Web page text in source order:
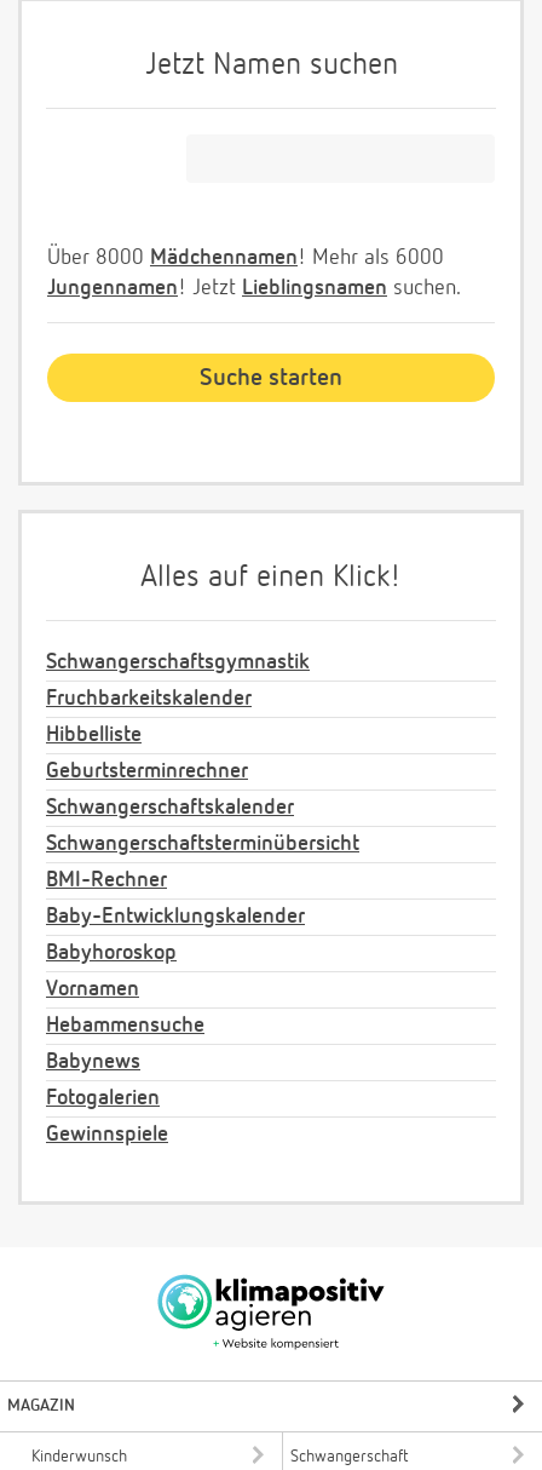
Jetzt Namen suchen
Über 8000 Mädchennamen! Mehr als 6000
Jungennamen! Jetzt Lieblingsnamen suchen.
Alles auf einen Klick!
Schwangerschaftsgymnastik
Fruchbarkeitskalender
Hibbelliste
Geburtsterminrechner
Schwangerschaftskalender
Schwangerschaftsterminübersicht
BMI-Rechner
Baby-Entwicklungskalender
Babyhoroskop
Vornamen
Hebammensuche
Babynews
Fotogalerien
Gewinnspiele
MAGAZIN
Kinderwunsch Schwangerschaft